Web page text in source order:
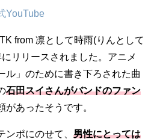
YouTube
from 凛として時雨(りんとして
リリースされました。アニメ
ル」のために書き下ろされた曲
石田スイさんがバンドのファン
があったそうです。
ンポにのせて、 男性にとっては